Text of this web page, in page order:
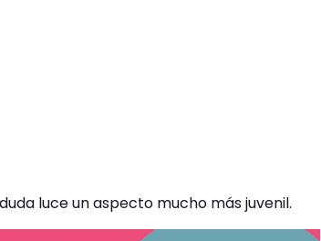
luce un aspecto mucho más juvenil.